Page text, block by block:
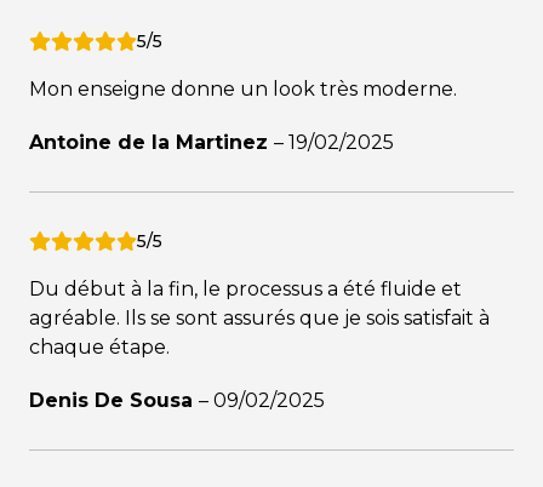
5/5
Mon enseigne donne un look très moderne.
Antoine de la Martinez – 19/02/2025
5/5
Du début à la fin, le processus a été fluide et
agréable. Ils se sont assurés que je sois satisfait à
chaque étape.
Denis De Sousa – 09/02/2025